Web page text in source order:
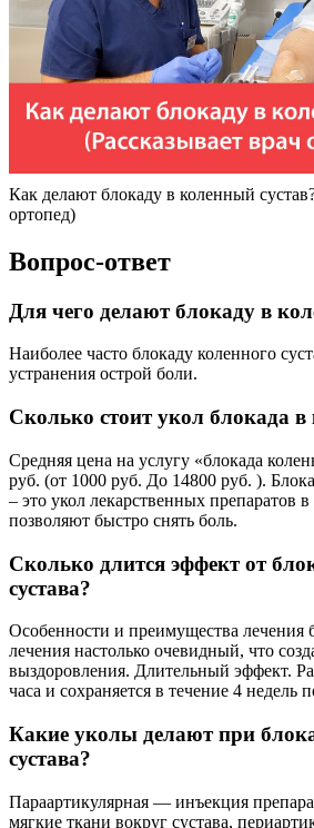
Как делают блокаду в коленный
ортопед)
Вопрос-ответ
Для чего делают блокаду в
Наиболее часто блокаду коленного
устранения острой боли.
Сколько стоит укол блокада в
Средняя цена на услугу «блокада
руб. (от 1000 руб. До 14800 руб. ).
– это укол лекарственных препаратов
позволяют быстро снять боль.
Сколько длится эффект от
сустава?
Особенности и преимущества лечения
лечения настолько очевидный, что
выздоровления. Длительный эффект.
часа и сохраняется в течение 4 недель
Какие уколы делают при
сустава?
Параартикулярная — инъекция
мягкие ткани вокруг сустава,